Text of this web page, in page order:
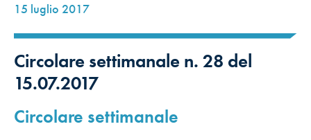
15 luglio 2017
Circolare settimanale n. 28 del
15.07.2017
Circolare settimanale